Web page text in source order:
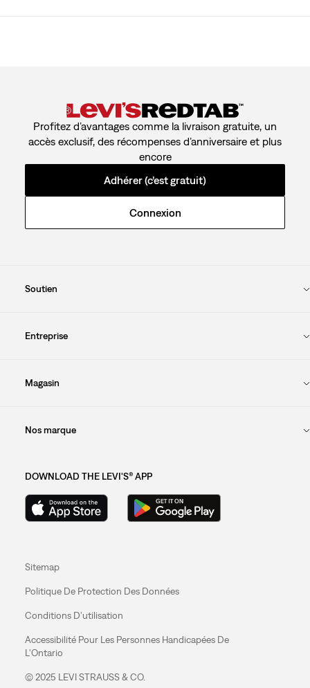
Profitez d’avantages comme la livraison gratuite, un
accès exclusif, des récompenses d’anniversaire et plus
encore
Adhérer (c’est gratuit)
Connexion
Soutien
Entreprise
Magasin
Nos marque
DOWNLOAD THE LEVI'S® APP
Sitemap
Politique De Protection Des Données
Conditions D'utilisation
Accessibilité Pour Les Personnes Handicapées De
L'Ontario
© 2025 LEVI STRAUSS & CO.